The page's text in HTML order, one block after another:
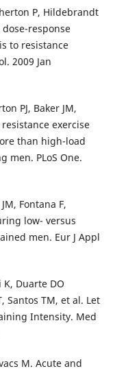
P, Hildebrandt
response
to resistance
2009 Jan
PJ, Baker JM,
exercise
than high-load
men. PLoS One.
Fontana F,
low- versus
men. Eur J Appl
K, Duarte DO
Santos TM, et al. Let
Intensity. Med
M. Acute and